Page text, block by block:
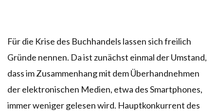
Für die Krise des Buchhandels lassen sich freilich
Gründe nennen. Da ist zunächst einmal der Umstand,
dass im Zusammenhang mit dem Überhandnehmen
der elektronischen Medien, etwa des Smartphones,
immer weniger gelesen wird. Hauptkonkurrent des